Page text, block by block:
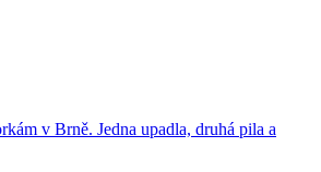
v Brně. Jedna upadla, druhá pila a